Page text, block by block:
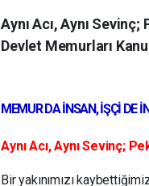
Aynı Acı, Aynı
Devlet Memurları
MEMUR DA İNSAN, İŞÇİ DE
Aynı Acı, Aynı Sevinç;
Bir yakınımızı